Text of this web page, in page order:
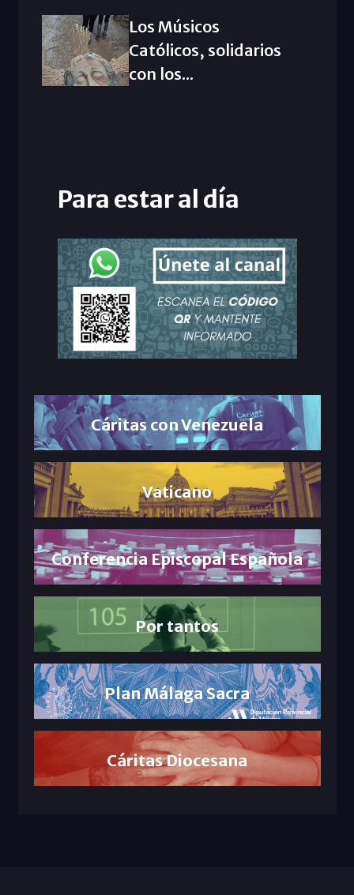
Los Músicos
Católicos, solidarios
con los...
Para estar al día
Cáritas con Venezuela
Vaticano
Conferencia Episcopal Española
Por tantos
Plan Málaga Sacra
Cáritas Diocesana